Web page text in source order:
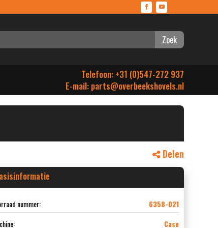
Zoek
Telefoon: +31 (0)547-272 937
E-mail: parts@overbeekshovels.nl
Delen
nummer:
6358-021
Case